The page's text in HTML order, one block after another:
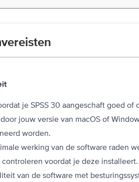
je SPSS 30 aangeschaft goed of
jouw versie van macOS of
worden.
werking van de software raden
voordat je deze
van de software met